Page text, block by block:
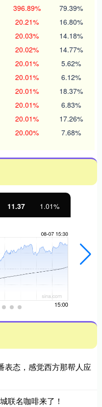
396.89% 79.39%
20.21% 16.80%
20.03% 14.18%
20.02% 14.77%
20.01% 5.62%
20.01% 6.12%
20.01% 18.37%
20.01% 6.83%
20.01% 17.26%
20.00% 7.68%
11.37 1.01%
表态，感觉西方那帮人应
联名咖啡来了！